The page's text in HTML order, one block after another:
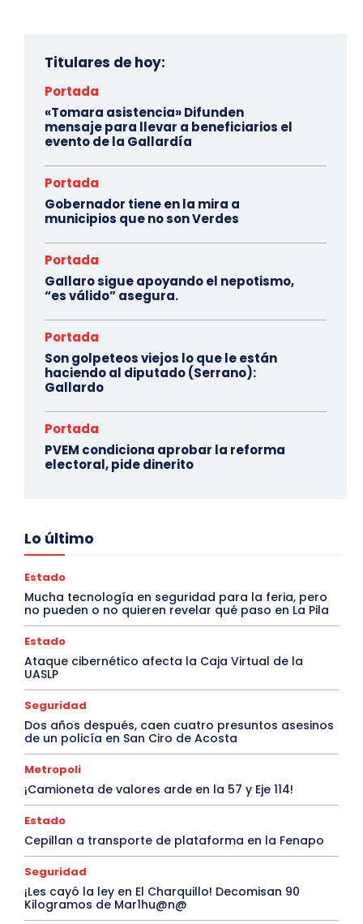
Titulares de hoy:
Portada
«Tomara asistencia» Difunden
mensaje para llevar a beneficiarios el
evento de la Gallardía
Portada
Gobernador tiene en la mira a
municipios que no son Verdes
Portada
Gallaro sigue apoyando el nepotismo,
“es válido” asegura.
Portada
Son golpeteos viejos lo que le están
haciendo al diputado (Serrano):
Gallardo
Portada
PVEM condiciona aprobar la reforma
electoral, pide dinerito
Lo último
Estado
Mucha tecnología en seguridad para la feria, pero
no pueden o no quieren revelar qué paso en La Pila
Estado
Ataque cibernético afecta la Caja Virtual de la
UASLP
Seguridad
Dos años después, caen cuatro presuntos asesinos
de un policía en San Ciro de Acosta
Metropoli
¡Camioneta de valores arde en la 57 y Eje 114!
Estado
Cepillan a transporte de plataforma en la Fenapo
Seguridad
¡Les cayó la ley en El Charquillo! Decomisan 90
Kilogramos de Mar1hu@n@